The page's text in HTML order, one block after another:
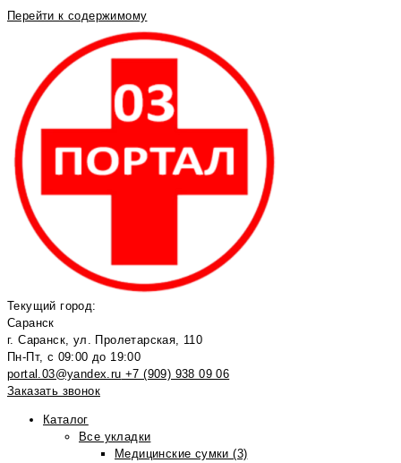
Перейти к содержимому
Текущий город:
Саранск
г. Саранск, ул. Пролетарская, 110
Пн-Пт, с 09:00 до 19:00
portal.03@yandex.ru +7 (909) 938 09 06
Заказать звонок
Каталог
Все укладки
Медицинские сумки (3)